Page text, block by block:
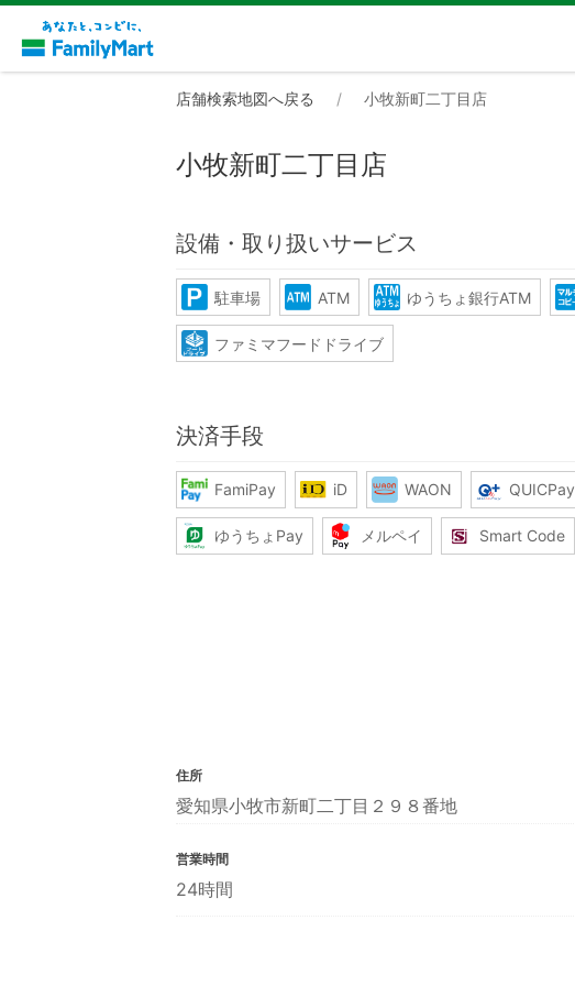
店舗検索地図へ戻る 小牧新町二丁目店
小牧新町二丁目店
設備・取り扱いサービス
駐車場 ATM ゆうちょ銀行ATM
ファミマフードドライブ
決済手段
FamiPay iD WAON QUICPay
ゆうちょPay メルペイ Smart Code
住所
愛知県小牧市新町二丁目２９８番地
営業時間
24時間